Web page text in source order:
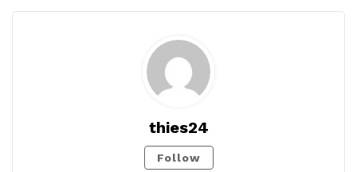
thies24
Follow